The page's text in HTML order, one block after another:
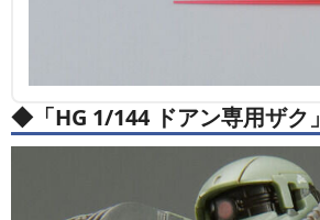
◆「HG 1/144 ドアン専用ザク」